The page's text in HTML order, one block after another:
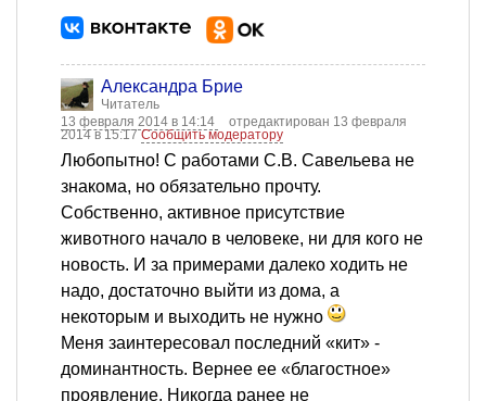
Александра Брие
Читатель
13 февраля 2014 в 14:14
отредактирован 13 февраля
2014 в 15:17Сообщить модератору
Любопытно! С работами С.В. Савельева не
знакома, но обязательно прочту.
Собственно, активное присутствие
животного начало в человеке, ни для кого не
новость. И за примерами далеко ходить не
надо, достаточно выйти из дома, а
некоторым и выходить не нужно
Меня заинтересовал последний «кит» -
доминантность. Вернее ее «благостное»
проявление. Никогда ранее не